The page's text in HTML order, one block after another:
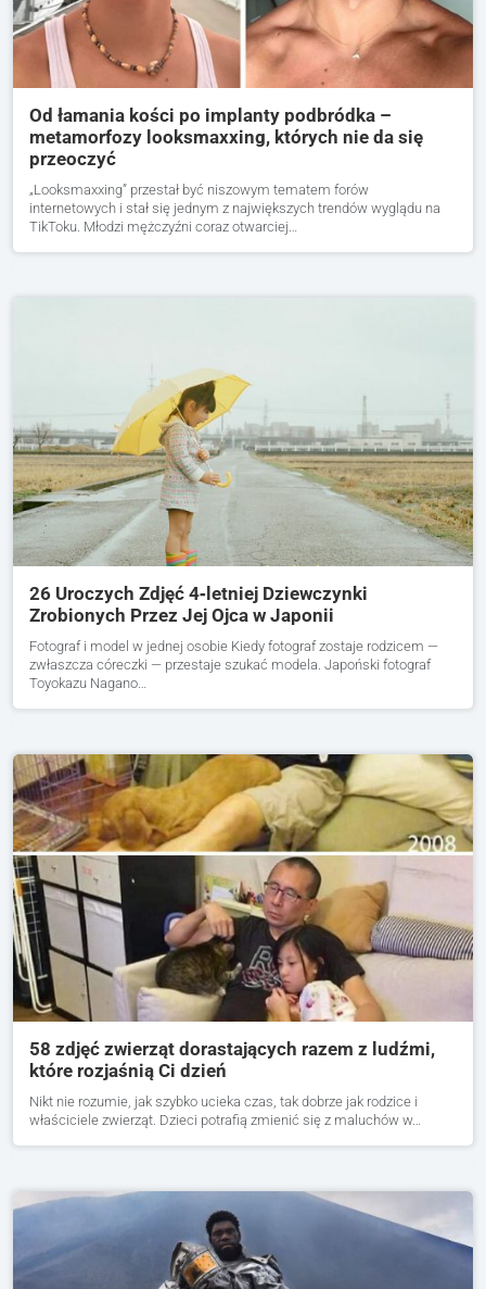
Od łamania kości po implanty podbródka –
metamorfozy looksmaxxing, których nie da się
przeoczyć
„Looksmaxxing” przestał być niszowym tematem forów
internetowych i stał się jednym z największych trendów wyglądu na
TikToku. Młodzi mężczyźni coraz otwarciej…
26 Uroczych Zdjęć 4‑letniej Dziewczynki
Zrobionych Przez Jej Ojca w Japonii
Fotograf i model w jednej osobie Kiedy fotograf zostaje rodzicem —
zwłaszcza córeczki — przestaje szukać modela. Japoński fotograf
Toyokazu Nagano…
58 zdjęć zwierząt dorastających razem z ludźmi,
które rozjaśnią Ci dzień
Nikt nie rozumie, jak szybko ucieka czas, tak dobrze jak rodzice i
właściciele zwierząt. Dzieci potrafią zmienić się z maluchów w…